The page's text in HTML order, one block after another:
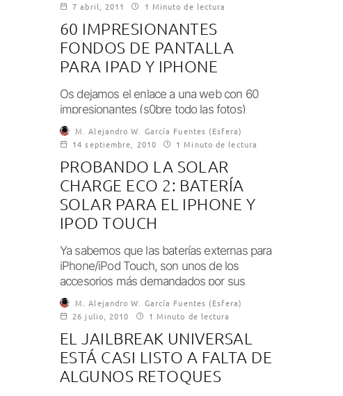
7 abril, 2011
1 Minuto de lectura
60 IMPRESIONANTES
FONDOS DE PANTALLA
PARA IPAD Y IPHONE
Os dejamos el enlace a una web con 60
impresionantes (s0bre todo las fotos)
fondos de pantalla para iPad, iPhone...
M. Alejandro W. García Fuentes (Esfera)
14 septiembre, 2010
1 Minuto de lectura
PROBANDO LA SOLAR
CHARGE ECO 2: BATERÍA
SOLAR PARA EL IPHONE Y
IPOD TOUCH
Ya sabemos que las baterías externas para
iPhone/iPod Touch, son unos de los
accesorios más demandados por sus
propietarios, debido...
M. Alejandro W. García Fuentes (Esfera)
26 julio, 2010
1 Minuto de lectura
EL JAILBREAK UNIVERSAL
ESTÁ CASI LISTO A FALTA DE
ALGUNOS RETOQUES